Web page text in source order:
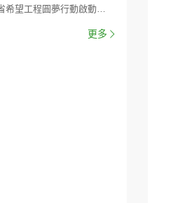
2019年海南省希望工程圓夢行動啟動儀式--海南三亞南山功德基金會捐款100萬元
更多